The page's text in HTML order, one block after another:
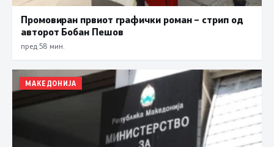
Промовиран првиот графички роман – стрип од
авторот Бобан Пешов
пред 58 мин.
МАКЕДОНИЈА